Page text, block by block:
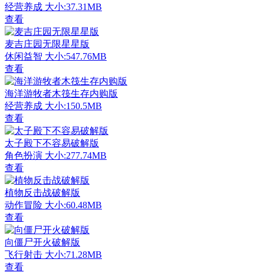
经营养成 大小:37.31MB
查看
麦吉庄园无限星星版
休闲益智 大小:547.76MB
查看
海洋游牧者木筏生存内购版
经营养成 大小:150.5MB
查看
太子殿下不容易破解版
角色扮演 大小:277.74MB
查看
植物反击战破解版
动作冒险 大小:60.48MB
查看
向僵尸开火破解版
飞行射击 大小:71.28MB
查看